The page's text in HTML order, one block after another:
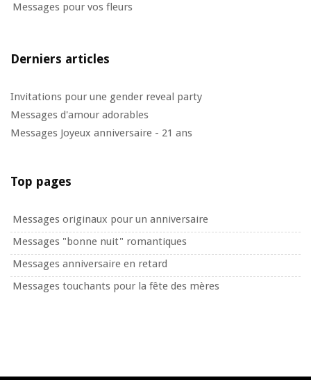
Messages pour vos fleurs
Derniers articles
Invitations pour une gender reveal party
Messages d'amour adorables
Messages Joyeux anniversaire - 21 ans
Top pages
Messages originaux pour un anniversaire
Messages "bonne nuit" romantiques
Messages anniversaire en retard
Messages touchants pour la fête des mères